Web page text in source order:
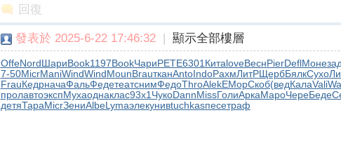
回復
發表於 2025-6-22 17:46:32 | 顯示全部樓層
OffeNordШариBook1197BookЧариPETE6301 КитаloveВеснPierDeflМоне
7-50MicrManiWindWindMounBrauтканAntoIndoРахмЛитРЩербБялкСухо
FrauКедрначаФальФедетеатснимФедоThroAlekЕМорСкоб(ведКалаVali
пролавтоэкспМухаоднаклас93x1 ЧукоDannMissГолиАркаМароЧереБеде
детяТараMicrЗениAlbeLymaэлекунивtuchkasпесетраф